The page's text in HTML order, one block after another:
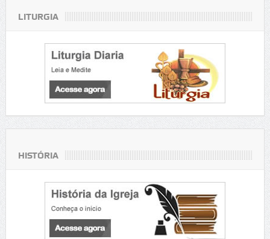
LITURGIA
HISTÓRIA